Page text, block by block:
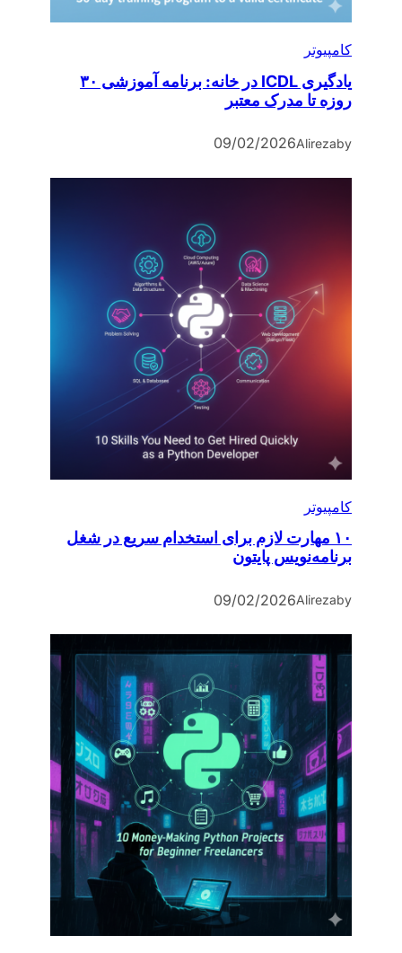
کامپیوتر
یادگیری ICDL در خانه: برنامه آموزشی ۳۰
روزه تا مدرک معتبر
by
Alireza
09/02/2026
کامپیوتر
۱۰ مهارت لازم برای استخدام سریع در شغل
برنامه‌نویس پایتون
by
Alireza
09/02/2026